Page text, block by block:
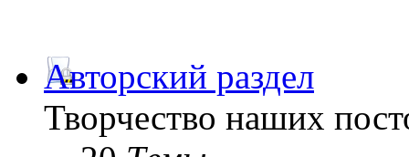
Авторский раздел
Творчество наших